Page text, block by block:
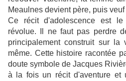
Meaulnes devient père, puis
Ce récit d'adolescence est
révolue. Il ne faut pas perdre
principalement construit sur la
même. Cette histoire racontée
doute symbole de Jacques
à la fois un récit d'aventure et